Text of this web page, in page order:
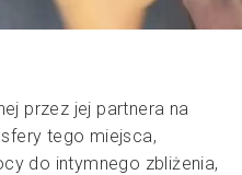
przez jej partnera na
tego miejsca,
do intymnego zbliżenia,